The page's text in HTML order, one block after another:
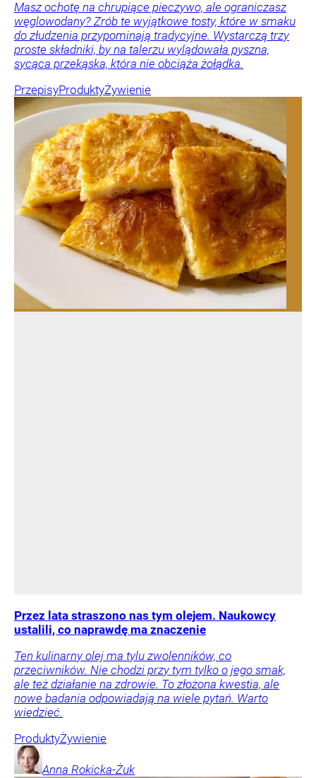
Masz ochotę na chrupiące pieczywo, ale ograniczasz
węglowodany? Zrób te wyjątkowe tosty, które w smaku
do złudzenia przypominają tradycyjne. Wystarczą trzy
proste składniki, by na talerzu wylądowała pyszna,
sycąca przekąska, która nie obciąża żołądka.
PrzepisyProduktyŻywienie
Przez lata straszono nas tym olejem. Naukowcy
ustalili, co naprawdę ma znaczenie
Ten kulinarny olej ma tylu zwolenników, co
przeciwników. Nie chodzi przy tym tylko o jego smak,
ale też działanie na zdrowie. To złożona kwestia, ale
nowe badania odpowiadają na wiele pytań. Warto
wiedzieć.
ProduktyŻywienie
Anna Rokicka-Żuk